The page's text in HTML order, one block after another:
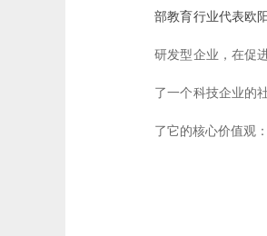
部教育行业代表欧
研发型企业，在促
了一个科技企业的
了它的核心价值观